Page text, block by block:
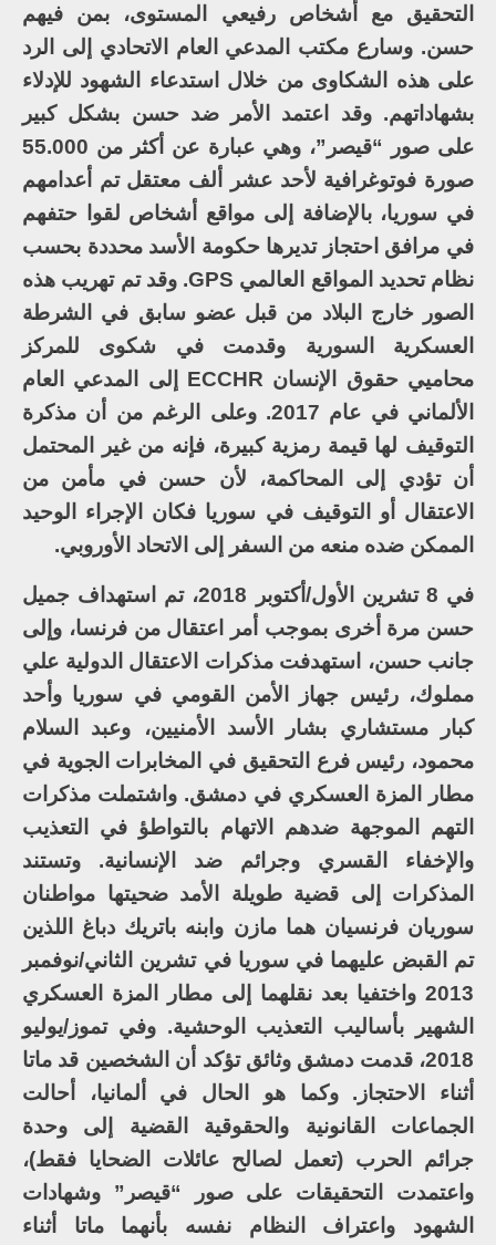
التحقيق مع أشخاص رفيعي المستوى، بمن فيهم
حسن. وسارع مكتب المدعي العام الاتحادي إلى الرد
على هذه الشكاوى من خلال استدعاء الشهود للإدلاء
بشهاداتهم. وقد اعتمد الأمر ضد حسن بشكل كبير
على صور “قيصر”، وهي عبارة عن أكثر من 55.000
صورة فوتوغرافية لأحد عشر ألف معتقل تم أعدامهم
في سوريا، بالإضافة إلى مواقع أشخاص لقوا حتفهم
في مرافق احتجاز تديرها حكومة الأسد محددة بحسب
نظام تحديد المواقع العالمي GPS. وقد تم تهريب هذه
الصور خارج البلاد من قبل عضو سابق في الشرطة
العسكرية السورية وقدمت في شكوى للمركز
محاميي حقوق الإنسان ECCHR إلى المدعي العام
الألماني في عام 2017. وعلى الرغم من أن مذكرة
التوقيف لها قيمة رمزية كبيرة، فإنه من غير المحتمل
أن تؤدي إلى المحاكمة، لأن حسن في مأمن من
الاعتقال أو التوقيف في سوريا فكان الإجراء الوحيد
الممكن ضده منعه من السفر إلى الاتحاد الأوروبي.
في 8 تشرين الأول/أكتوبر 2018، تم استهداف جميل
حسن مرة أخرى بموجب أمر اعتقال من فرنسا، وإلى
جانب حسن، استهدفت مذكرات الاعتقال الدولية علي
مملوك، رئيس جهاز الأمن القومي في سوريا وأحد
كبار مستشاري بشار الأسد الأمنيين، وعبد السلام
محمود، رئيس فرع التحقيق في المخابرات الجوية في
مطار المزة العسكري في دمشق. واشتملت مذكرات
التهم الموجهة ضدهم الاتهام بالتواطؤ في التعذيب
والإخفاء القسري وجرائم ضد الإنسانية. وتستند
المذكرات إلى قضية طويلة الأمد ضحيتها مواطنان
سوريان فرنسيان هما مازن وابنه باتريك دباغ اللذين
تم القبض عليهما في سوريا في تشرين الثاني/نوفمبر
2013 واختفيا بعد نقلهما إلى مطار المزة العسكري
الشهير بأساليب التعذيب الوحشية. وفي تموز/يوليو
2018، قدمت دمشق وثائق تؤكد أن الشخصين قد ماتا
أثناء الاحتجاز. وكما هو الحال في ألمانيا، أحالت
الجماعات القانونية والحقوقية القضية إلى وحدة
جرائم الحرب (تعمل لصالح عائلات الضحايا فقط)،
واعتمدت التحقيقات على صور “قيصر” وشهادات
الشهود واعتراف النظام نفسه بأنهما ماتا أثناء